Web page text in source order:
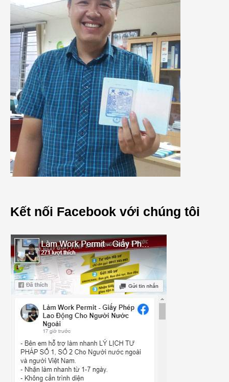
Kết nối Facebook với chúng tôi